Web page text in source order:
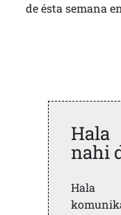
de ésta semana
Hala
nahi
Hala